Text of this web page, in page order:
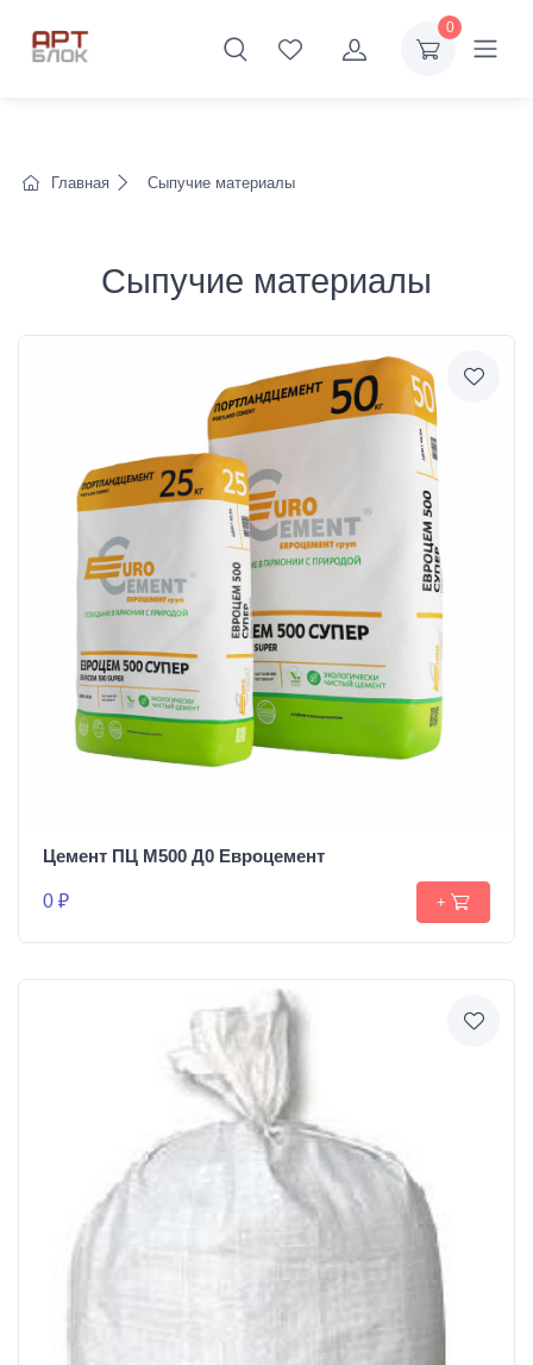
0
Главная Сыпучие материалы
Сыпучие материалы
Цемент ПЦ М500 Д0 Евроцемент
0 ₽ +